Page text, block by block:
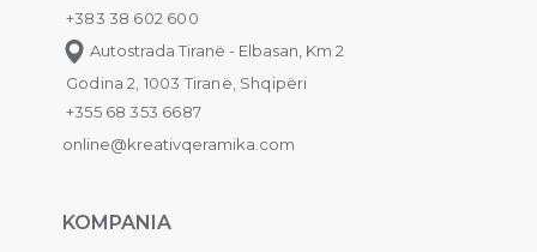
+383 38 602 600
Autostrada Tiranë - Elbasan, Km 2
Godina 2, 1003 Tiranë, Shqipëri
+355 68 353 6687
online@kreativqeramika.com
KOMPANIA